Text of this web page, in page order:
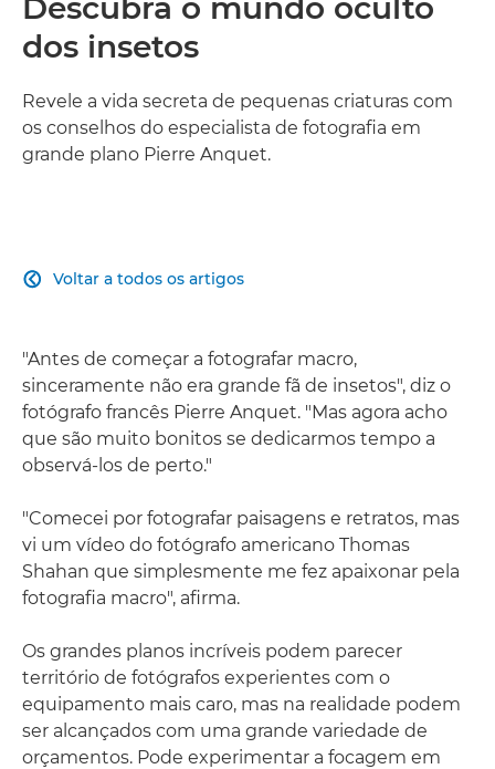
Descubra o mundo oculto
dos insetos
Revele a vida secreta de pequenas criaturas com
os conselhos do especialista de fotografia em
grande plano Pierre Anquet.
Voltar a todos os artigos

"Antes de começar a fotografar macro,
sinceramente não era grande fã de insetos", diz o
fotógrafo francês Pierre Anquet. "Mas agora acho
que são muito bonitos se dedicarmos tempo a
observá-los de perto."
"Comecei por fotografar paisagens e retratos, mas
vi um vídeo do fotógrafo americano Thomas
Shahan que simplesmente me fez apaixonar pela
fotografia macro", afirma.
Os grandes planos incríveis podem parecer
território de fotógrafos experientes com o
equipamento mais caro, mas na realidade podem
ser alcançados com uma grande variedade de
orçamentos. Pode experimentar a focagem em